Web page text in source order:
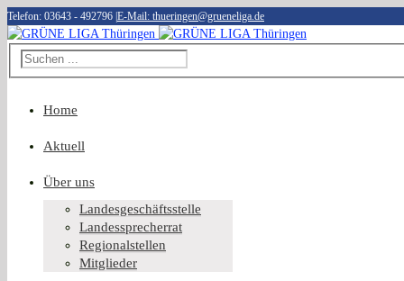
Telefon: 03643 - 492796 E-Mail: thueringen@grueneliga.de
Home
Aktuell
Über uns
Landesgeschäftsstelle
Landessprecherrat
Regionalstellen
Mitglieder